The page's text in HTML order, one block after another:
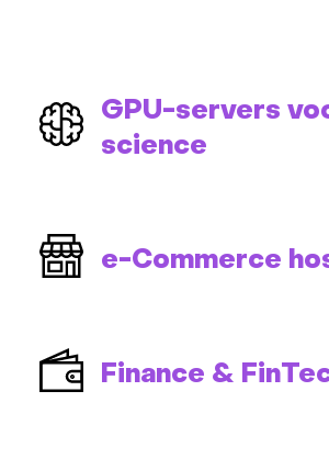
GPU-servers
science
e-Commerce
Finance &